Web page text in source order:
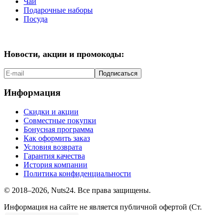
Подарочные наборы
Посуда
Новости, акции и промокоды:
Подписаться
Информация
Скидки и акции
Совместные покупки
Бонусная программа
Как оформить заказ
Условия возврата
Гарантия качества
История компании
Политика конфиденциальности
© 2018–2026, Nuts24. Все права защищены.
Информация на сайте не является публичной офертой (Ст.